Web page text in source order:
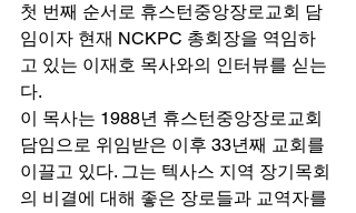
첫 번째 순서로 휴스턴중앙장로교회 담
임이자 현재 NCKPC 총회장을 역임하
고 있는 이재호 목사와의 인터뷰를 싣는
다.
이 목사는 1988년 휴스턴중앙장로교회
담임으로 위임받은 이후 33년째 교회를
이끌고 있다. 그는 텍사스 지역 장기목회
의 비결에 대해 좋은 장로들과 교역자를